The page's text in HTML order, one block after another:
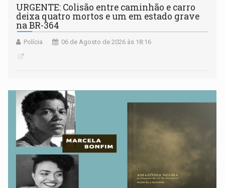
URGENTE: Colisão entre caminhão e carro
deixa quatro mortos e um em estado grave
na BR-364
Polícia 06 de Agosto de 2026 às 18:16